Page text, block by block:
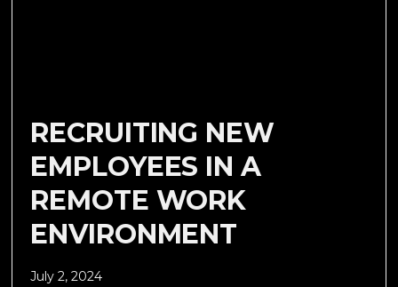
RECRUITING NEW
EMPLOYEES IN A
REMOTE WORK
ENVIRONMENT
July 2, 2024